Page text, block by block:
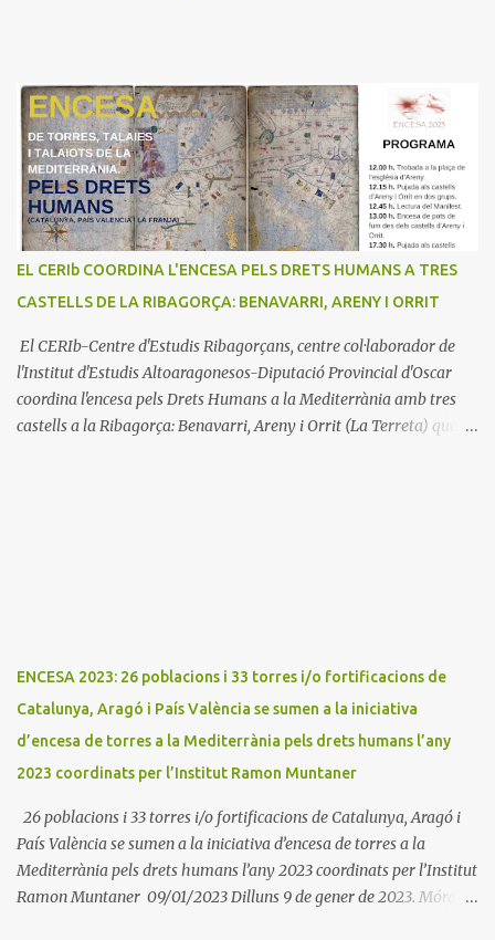
EL CERIb COORDINA L'ENCESA PELS DRETS HUMANS A TRES
CASTELLS DE LA RIBAGORÇA: BENAVARRI, ARENY I ORRIT
El CERIb-Centre d'Estudis Ribagorçans, centre col·laborador de
l'Institut d'Estudis Altoaragonesos-Diputació Provincial d'Oscar
coordina l'encesa pels Drets Humans a la Mediterrània amb tres
castells a la Ribagorça: Benavarri, Areny i Orrit (La Terreta) que
ENCESA 2023: 26 poblacions i 33 torres i/o fortificacions de
Catalunya, Aragó i País València se sumen a la iniciativa
d’encesa de torres a la Mediterrània pels drets humans l’any
2023 coordinats per l’Institut Ramon Muntaner
26 poblacions i 33 torres i/o fortificacions de Catalunya, Aragó i
País València se sumen a la iniciativa d’encesa de torres a la
Mediterrània pels drets humans l’any 2023 coordinats per l’Institut
Ramon Muntaner 09/01/2023 Dilluns 9 de gener de 2023. Móra la